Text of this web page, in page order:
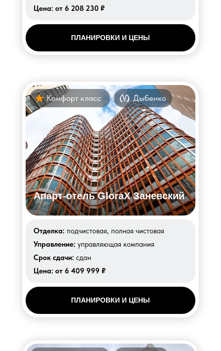
Апарт-отель GloraX Заневский
Комфорт класс
Цена: от 6 409 999 ₽
Срок сдачи: сдан
Управление: управляющая компания
Отделка: подчистовая, полная чистовая
Дыбенко
ПЛАНИРОВКИ И ЦЕНЫ
Цена: от 6 208 230 ₽
ПЛАНИРОВКИ И ЦЕНЫ